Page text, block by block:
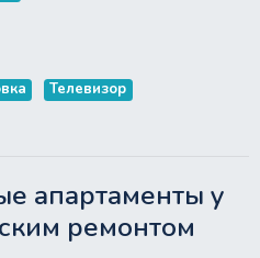
Телевизор
апартаменты у
ремонтом